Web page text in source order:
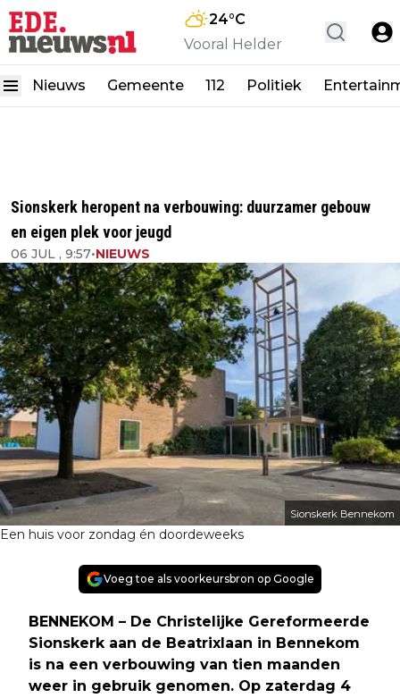
24°C
Vooral Helder
Nieuws Gemeente 112 Politiek
Sionskerk heropent na verbouwing: duurzamer gebouw
en eigen plek voor jeugd
06 JUL , 9:57•NIEUWS
Sionskerk Bennekom
Een huis voor zondag én doordeweeks
Voeg toe als voorkeursbron op Google
BENNEKOM – De Christelijke Gereformeerde
Sionskerk aan de Beatrixlaan in Bennekom
is na een verbouwing van tien maanden
weer in gebruik genomen. Op zaterdag 4